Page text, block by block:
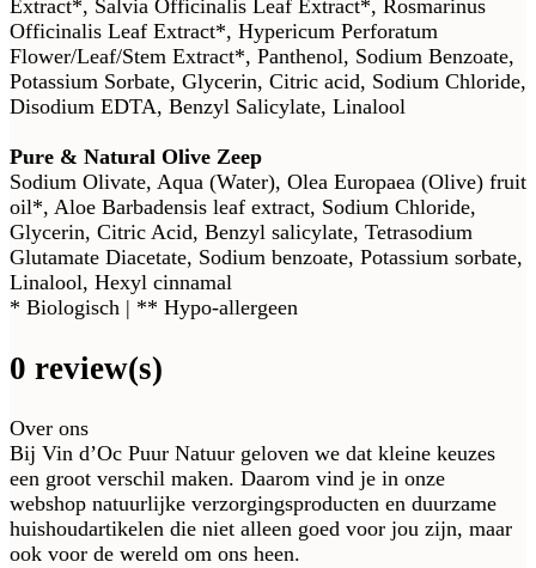
Extract*, Salvia Officinalis Leaf Extract*, Rosmarinus
Officinalis Leaf Extract*, Hypericum Perforatum
Flower/Leaf/Stem Extract*, Panthenol, Sodium Benzoate,
Potassium Sorbate, Glycerin, Citric acid, Sodium Chloride,
Disodium EDTA, Benzyl Salicylate, Linalool
Pure & Natural Olive Zeep
Sodium Olivate, Aqua (Water), Olea Europaea (Olive) fruit
oil*, Aloe Barbadensis leaf extract, Sodium Chloride,
Glycerin, Citric Acid, Benzyl salicylate, Tetrasodium
Glutamate Diacetate, Sodium benzoate, Potassium sorbate,
Linalool, Hexyl cinnamal
* Biologisch | ** Hypo-allergeen
0 review(s)
Over ons
Bij Vin d’Oc Puur Natuur geloven we dat kleine keuzes
een groot verschil maken. Daarom vind je in onze
webshop natuurlijke verzorgingsproducten en duurzame
huishoudartikelen die niet alleen goed voor jou zijn, maar
ook voor de wereld om ons heen.